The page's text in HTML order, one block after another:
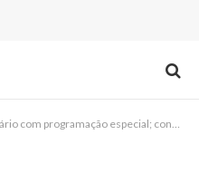
com programação especial; confira